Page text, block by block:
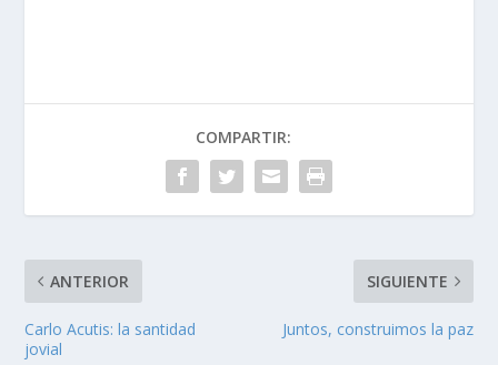
COMPARTIR:
ANTERIOR
Carlo Acutis: la santidad
jovial
SIGUIENTE
Juntos, construimos la paz